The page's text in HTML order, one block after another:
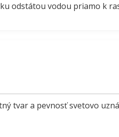
odstátou vodou priamo k
tvar a pevnosť svetovo